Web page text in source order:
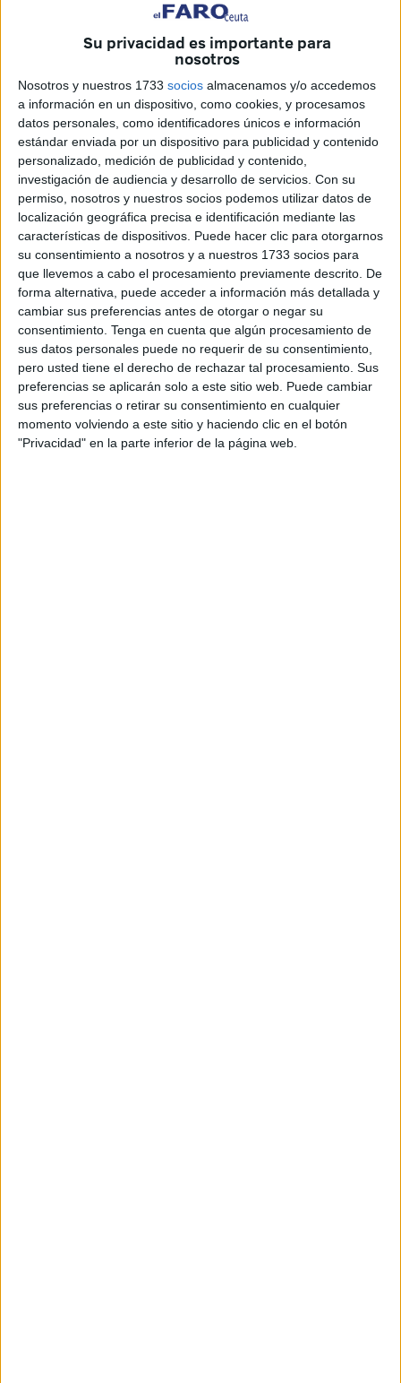
Su privacidad es importante para
nosotros
Nosotros y nuestros 1733 socios almacenamos y/o accedemos
a información en un dispositivo, como cookies, y procesamos
datos personales, como identificadores únicos e información
estándar enviada por un dispositivo para publicidad y contenido
personalizado, medición de publicidad y contenido,
investigación de audiencia y desarrollo de servicios. Con su
permiso, nosotros y nuestros socios podemos utilizar datos de
localización geográfica precisa e identificación mediante las
características de dispositivos. Puede hacer clic para otorgarnos
su consentimiento a nosotros y a nuestros 1733 socios para
que llevemos a cabo el procesamiento previamente descrito. De
forma alternativa, puede acceder a información más detallada y
cambiar sus preferencias antes de otorgar o negar su
consentimiento. Tenga en cuenta que algún procesamiento de
sus datos personales puede no requerir de su consentimiento,
pero usted tiene el derecho de rechazar tal procesamiento. Sus
preferencias se aplicarán solo a este sitio web. Puede cambiar
sus preferencias o retirar su consentimiento en cualquier
momento volviendo a este sitio y haciendo clic en el botón
"Privacidad" en la parte inferior de la página web.
Misión cumplida. El personal del
Grupo de Regulares
número 54 de Ceuta que ha participado en apoyo a los
damnificados en Valencia por laDANAhan regresado a
casa.
Han finalizado la misión de apoyo prestada tras las
inundaciones, que ha consistido, entre otras acciones, en
la retirada de vehículos.
Los integrantes de Regulares han vuelto a casa y la propia
Comandancia General de Ceutase ha encargado de
distribuir imágenes de su llegada a la estación marítima,
así como una foto de grupo de todos los participantes en
estas labores.
Días después de que la DANA arrasara con todo, los
vecinos de los municipios afectados de Valencia no dejan
de ver lodo y sus recuerdos convertidos en escombros.
Barro, barro y más barro.